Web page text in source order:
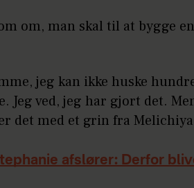
om, man skal til at bygge
jeg kan ikke huske
Jeg ved, jeg har gjort det.
det med et grin fra
afslører: Derfor